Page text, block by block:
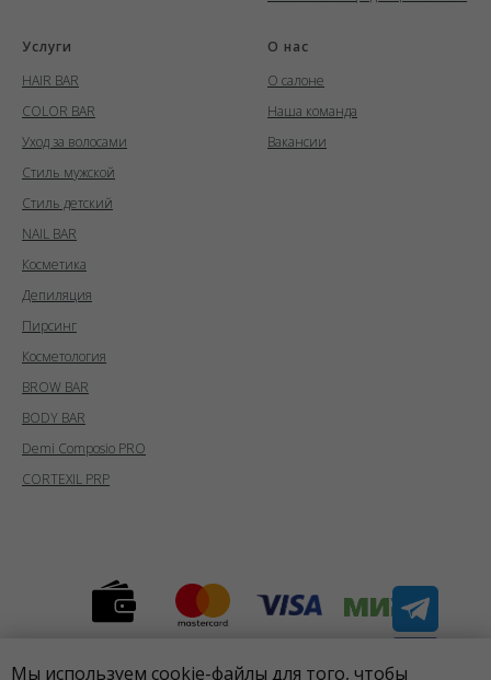
Услуги
HAIR BAR
COLOR BAR
Уход за волосами
Стиль мужской
Стиль детский
NAIL BAR
Косметика
Депиляция
Пирсинг
Косметология
BROW BAR
BODY BAR
Demi Composio PRO
CORTEXIL PRP
О нас
О салоне
Наша команда
Вакансии
Мы используем cookie-файлы для того, чтобы